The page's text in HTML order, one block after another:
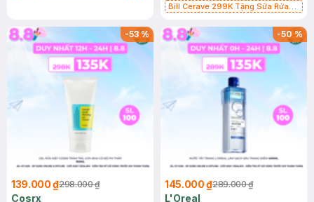
Bill Cerave 299K Tặng Sữa Rửa
-53%
139.000 ₫298.000 ₫
Cosrx
-50%
145.000 ₫289.000 ₫
L'Oreal